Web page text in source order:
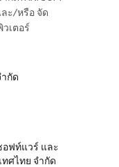
ละ/หรือ จัด
เตอร์
กัด
ฟท์แวร์ และ
ศไทย จำกัด